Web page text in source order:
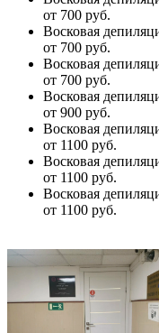
от 700 руб.
Восковая
от 700 руб.
Восковая
от 700 руб.
Восковая
от 900 руб.
Восковая
от 1100 руб.
Восковая
от 1100 руб.
Восковая
от 1100 руб.